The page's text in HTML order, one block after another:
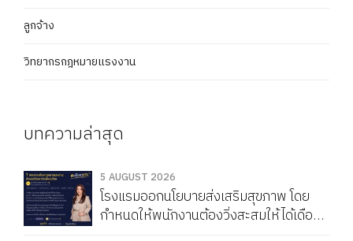
ลูกจ้าง
วิทยากรกฎหมายแรงงาน
บทความล่าสุด
5 AUGUST 2026
โรงแรมออกนโยบายส่งเสริมสุขภาพ โดย
กำหนดให้พนักงานต้องวิ่งสะสมให้ได้เดือน